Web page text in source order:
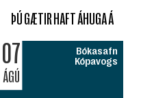
ÞÚ GÆTIR HAFT ÁHUGA Á
07
ÁGÚ
Bókasafn
Kópavogs